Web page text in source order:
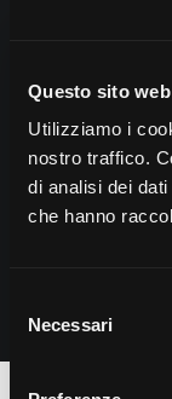
Questo sito
Utilizziamo i
nostro traffico.
di analisi dei
che hanno
del
consenso
Necessari